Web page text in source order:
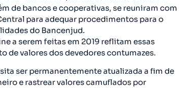
de bancos e cooperativas, se reuniram com
para adequar procedimentos para o
do Bancenjud.
a serem feitas em 2019 reflitam essas
de valores dos devedores contumazes.
ser permanentemente atualizada a fim de
e rastrear valores camuflados por